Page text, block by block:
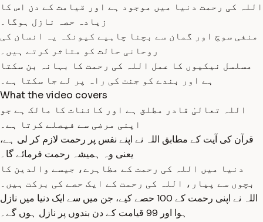
اللہ کی رحمت دنیا میں موجود ہے اور قیامت کے دن اس کا
زیادہ حصہ نازل ہوگا۔
منفی سوچ اور گمان سے بچنا چاہیے کیونکہ یہ انسان کی
روحانی حالت کو متاثر کرتے ہیں۔
مسلسل نیکیوں کا عمل اللہ کی رحمت کا بہانہ بن سکتا
ہے اور بندے کو جنت کی راہ پر لے جا سکتا ہے۔
What the video covers
اللہ تعالیٰ قادر مطلق ہے اور کائنات کا مالک ہے جو
اپنی مرضی سے فیصلے کرتا ہے۔
قرآن کی آیت کے مطابق اللہ نے اپنے نفس پر رحمت لازم کر لی ہے،
یعنی وہ ہمیشہ رحمت فرمائے گا۔
دنیا میں اللہ کی رحمت کے مظاہرے، جیسے والدین کا
بچوں سے پیار، اللہ کی رحمت کے ایک حصے کی برکت ہیں۔
اللہ نے اپنی رحمت کے 100 حصے کیے، جن میں سے ایک دنیا میں نازل
ہوا اور 99 قیامت کے دن بندوں پر نازل ہوں گے۔